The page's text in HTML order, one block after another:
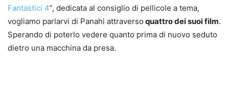
Fantastici 4”, dedicata al consiglio di pellicole a tema,
vogliamo parlarvi di Panahi attraverso quattro dei suoi film.
Sperando di poterlo vedere quanto prima di nuovo seduto
dietro una macchina da presa.